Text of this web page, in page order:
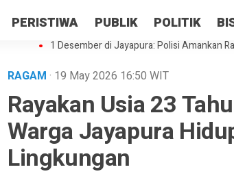
PERISTIWA PUBLIK POLITIK
Antisipasi 1 Desember, TNI Polri Patroli
Gedung Perpustakaan SMPN 5 Sentani
1 Desember di Jayapura: Polisi Amankan
RAGAM · 19 May 2026 16:50 WIT
Rayakan Usia 23
Warga Jayapura
Lingkungan